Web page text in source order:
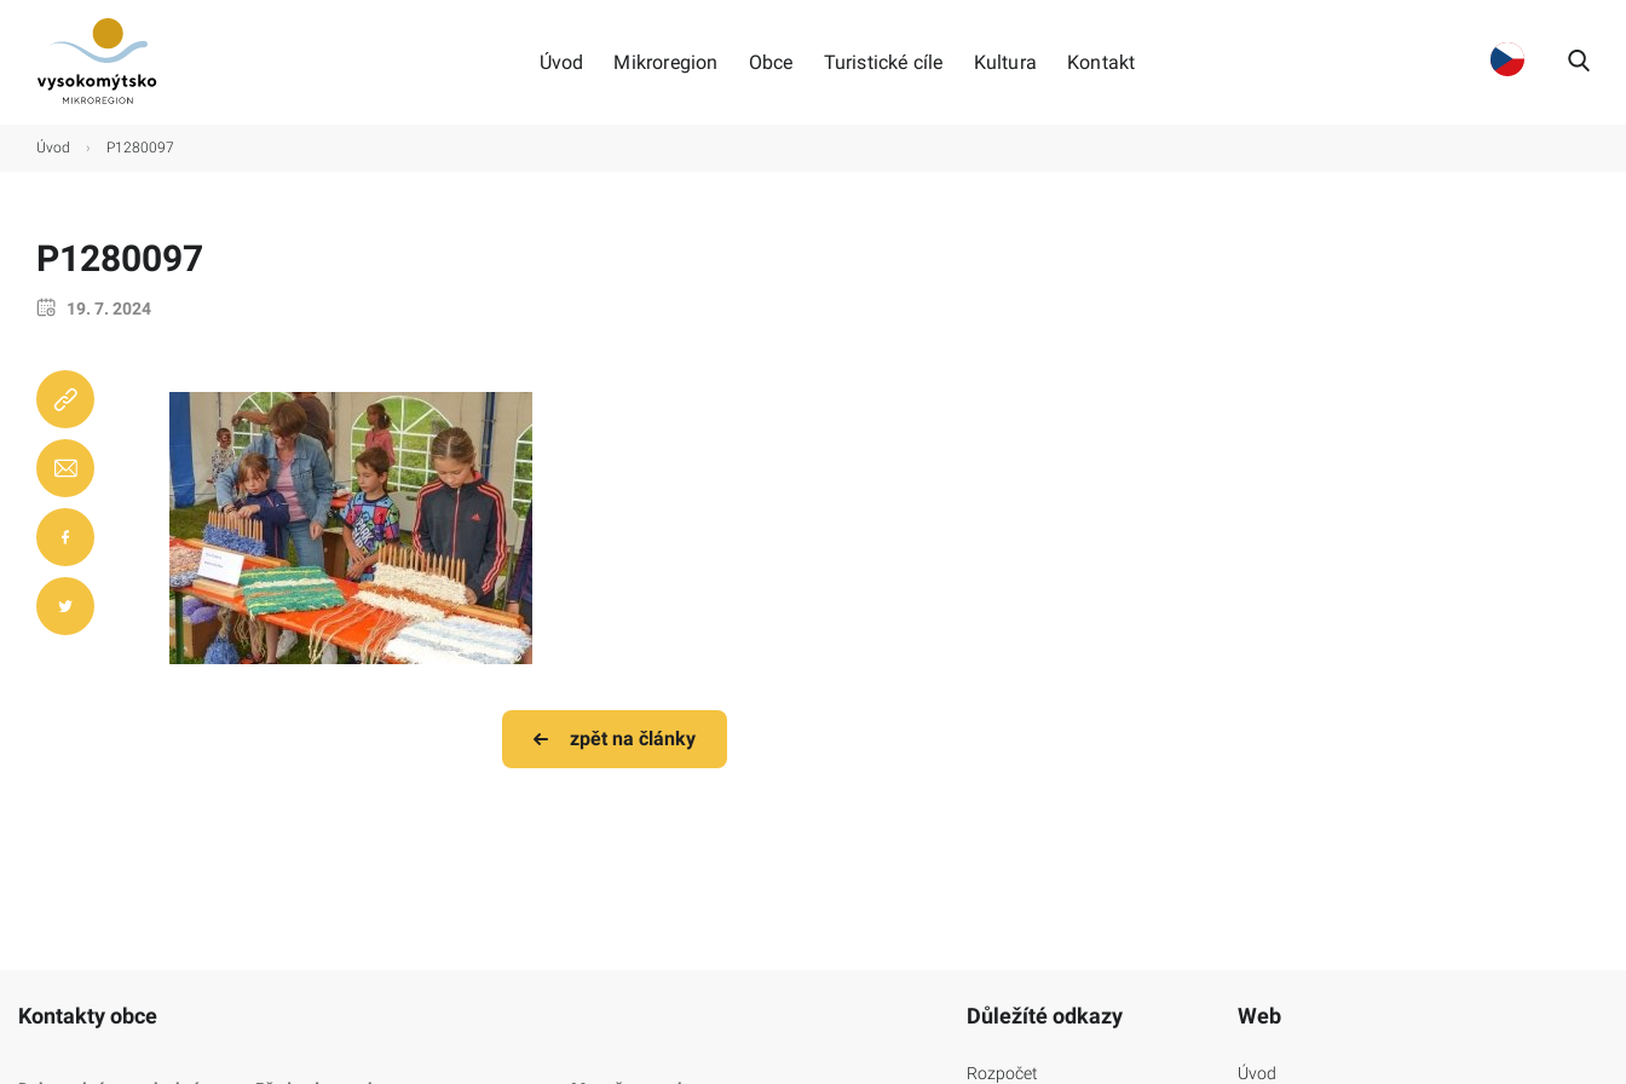
Úvod Mikroregion Obce Turistické cíle Kultura Kontakt
Úvod › P1280097
P1280097
19. 7. 2024
zpět na články
Kontakty obce Důležíté odkazy
Rozpočet
Web
Úvod
Turistické cíle
Kultura
Kontakt